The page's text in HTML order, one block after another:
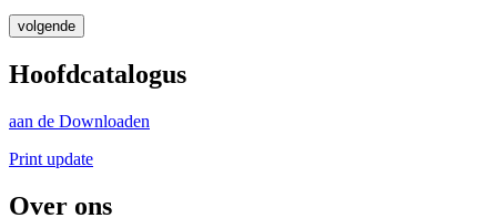
volgende
Hoofdcatalogus
aan de Downloaden
Print update
Over ons